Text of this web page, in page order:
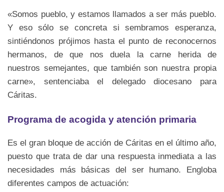
«Somos pueblo, y estamos llamados a ser más pueblo.
Y eso sólo se concreta si sembramos esperanza,
sintiéndonos prójimos hasta el punto de reconocernos
hermanos, de que nos duela la carne herida de
nuestros semejantes, que también son nuestra propia
carne», sentenciaba el delegado diocesano para
Cáritas.
Programa de acogida y atención primaria
Es el gran bloque de acción de Cáritas en el último año,
puesto que trata de dar una respuesta inmediata a las
necesidades más básicas del ser humano. Engloba
diferentes campos de actuación: